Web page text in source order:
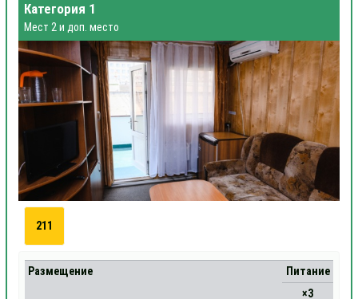
Категория 1
Мест 2 и доп. место
211
Размещение
Питание
×3